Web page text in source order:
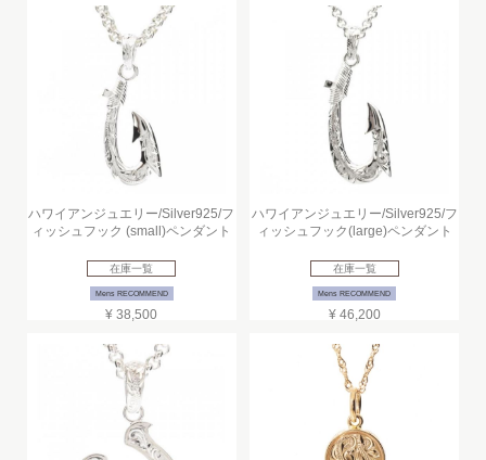
ハワイアンジュエリー/Silver925/フ
ィッシュフック (small)ペンダント
在庫一覧
Mens RECOMMEND
¥ 38,500
ハワイアンジュエリー/Silver925/フ
ィッシュフック(large)ペンダント
在庫一覧
Mens RECOMMEND
¥ 46,200